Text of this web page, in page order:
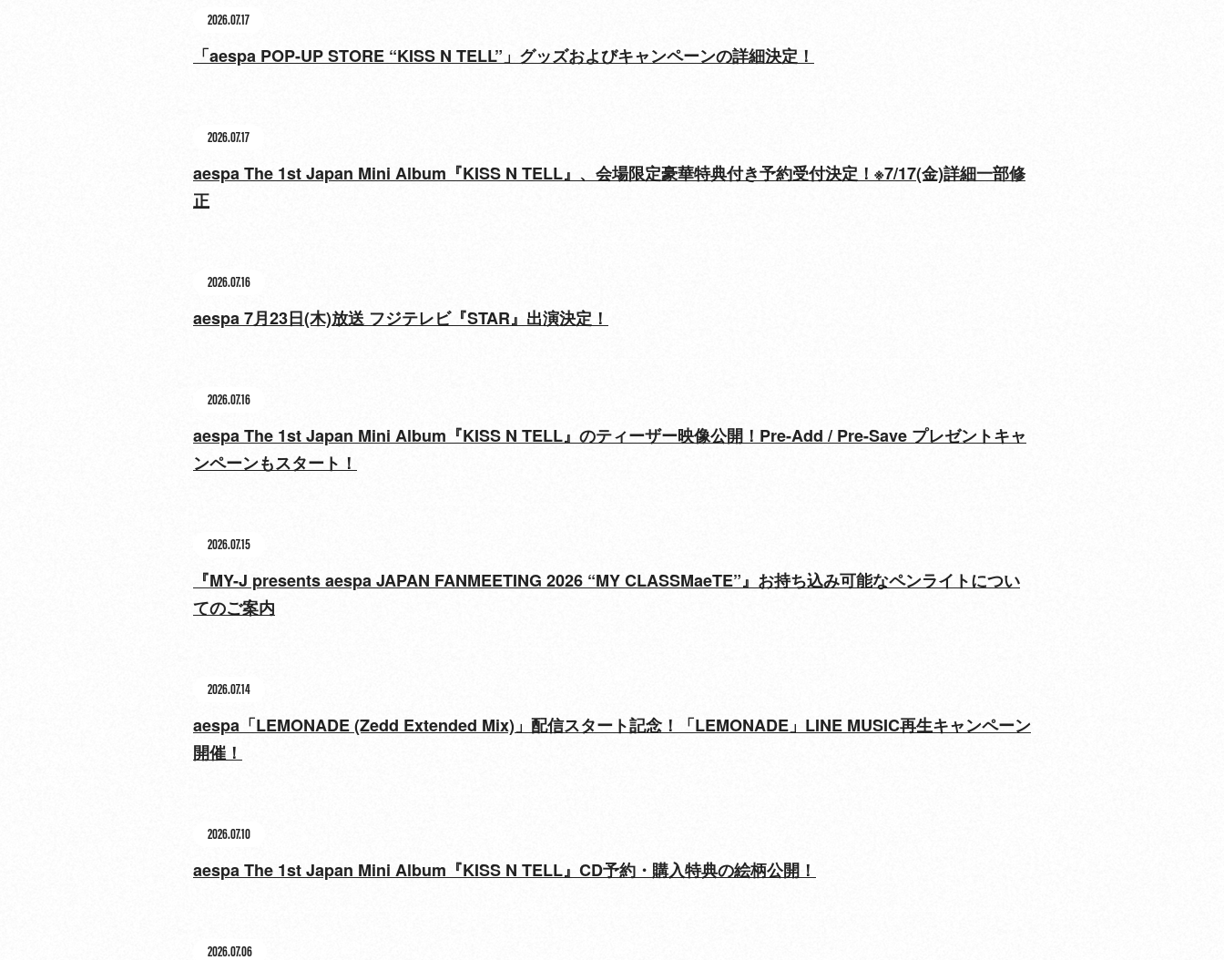
2026.07.17
「aespa POP-UP STORE “KISS N TELL”」グッズおよびキャンペーンの詳細決定！
2026.07.17
aespa The 1st Japan Mini Album『KISS N TELL』、会場限定豪華特典付き予約受付決定！※7/17(金)詳細一部修
正
2026.07.16
aespa 7月23日(木)放送 フジテレビ『STAR』出演決定！
2026.07.16
aespa The 1st Japan Mini Album『KISS N TELL』のティーザー映像公開！Pre-Add / Pre-Save プレゼントキャ
ンペーンもスタート！
2026.07.15
『MY-J presents aespa JAPAN FANMEETING 2026 “MY CLASSMaeTE”』お持ち込み可能なペンライトについ
てのご案内
2026.07.14
aespa「LEMONADE (Zedd Extended Mix)」配信スタート記念！「LEMONADE」LINE MUSIC再生キャンペーン
開催！
2026.07.10
aespa The 1st Japan Mini Album『KISS N TELL』CD予約・購入特典の絵柄公開！
2026.07.06